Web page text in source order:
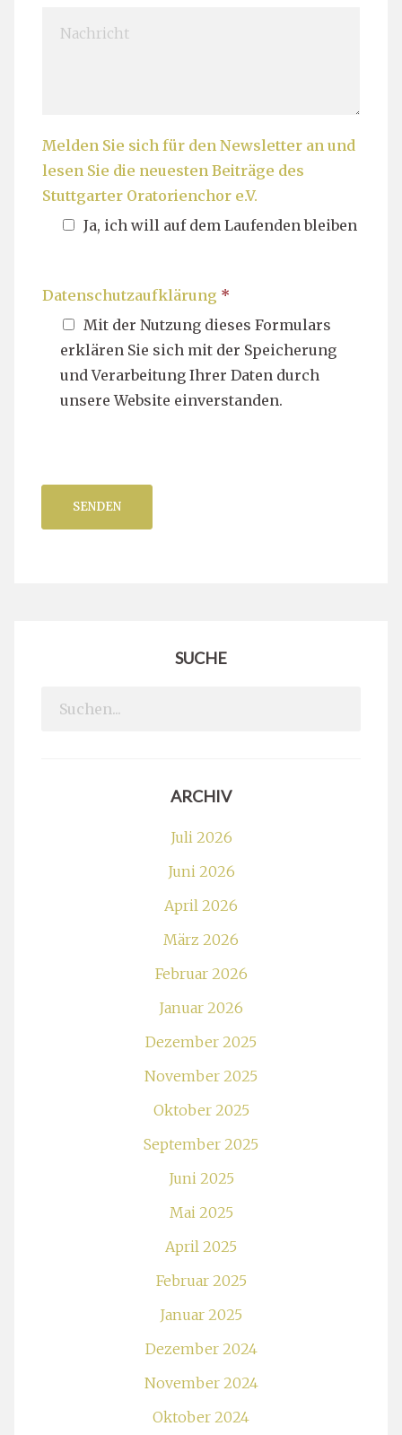
Melden Sie sich für den Newsletter an und
lesen Sie die neuesten Beiträge des
Stuttgarter Oratorienchor e.V.
Ja, ich will auf dem Laufenden bleiben
Datenschutzaufklärung *
Mit der Nutzung dieses Formulars
erklären Sie sich mit der Speicherung
und Verarbeitung Ihrer Daten durch
unsere Website einverstanden.
SENDEN
SUCHE
Search
ARCHIV
Juli 2026
Juni 2026
April 2026
März 2026
Februar 2026
Januar 2026
Dezember 2025
November 2025
Oktober 2025
September 2025
Juni 2025
Mai 2025
April 2025
Februar 2025
Januar 2025
Dezember 2024
November 2024
Oktober 2024